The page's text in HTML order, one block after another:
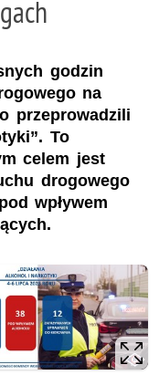
godzin
na
przeprowadzili
To
celem jest
drogowego
wpływem